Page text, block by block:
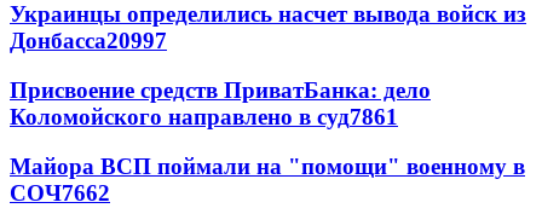
Украинцы определились насчет вывода войск из
Донбасса20997
Присвоение средств ПриватБанка: дело
Коломойского направлено в суд7861
Майора ВСП поймали на "помощи" военному в
СОЧ7662